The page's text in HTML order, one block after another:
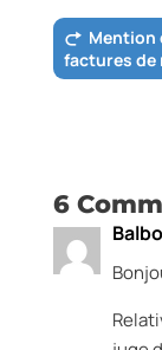
Mention
factures de
6